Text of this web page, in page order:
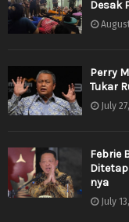
Desak
Perry
Tukar
July
Febrie
nya
July